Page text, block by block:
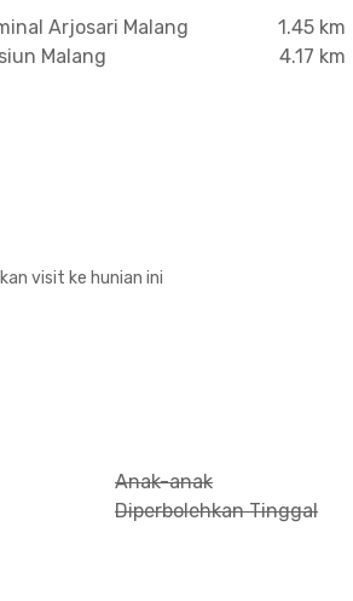
Arjosari Malang
1.45 km
Malang
4.17 km
visit ke hunian ini
Anak-anak
Diperbolehkan Tinggal